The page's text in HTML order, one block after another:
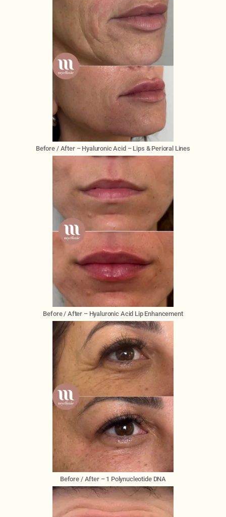
Before / After – Hyaluronic Acid – Lips & Perioral Lines
Before / After – Hyaluronic Acid Lip Enhancement
Before / After – 1 Polynucleotide DNA